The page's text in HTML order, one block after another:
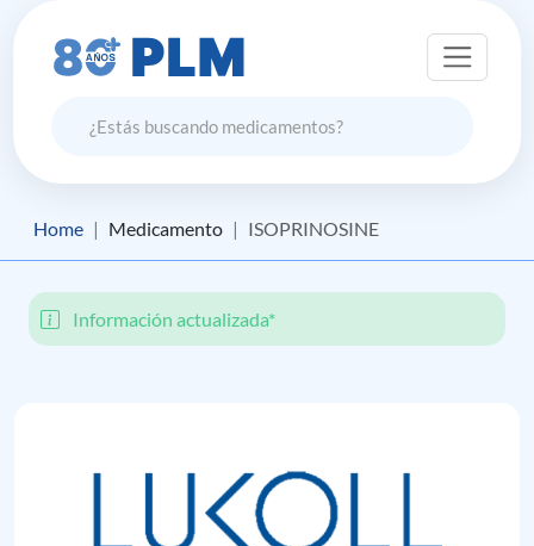
Home Medicamento ISOPRINOSINE
Información actualizada*